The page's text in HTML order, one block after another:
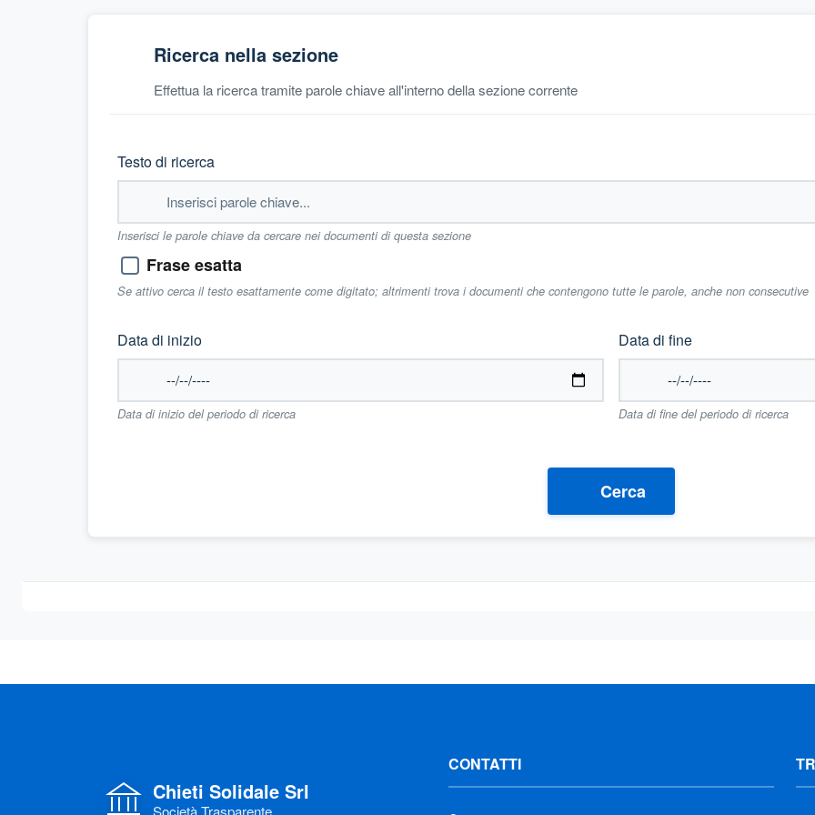
Ricerca nella sezione
Effettua la ricerca tramite parole chiave all'interno della sezione corrente
Testo di ricerca
Inserisci le parole chiave da cercare nei documenti di questa sezione
Frase esatta
Se attivo cerca il testo esattamente come digitato; altrimenti trova i documenti che contengono tutte le parole, anche non consecutive
Data di inizio
Data di inizio del periodo di ricerca
Data di fine
Data di fine del periodo di ricerca
Cerca
Chieti Solidale Srl
Società Trasparente
CONTATTI